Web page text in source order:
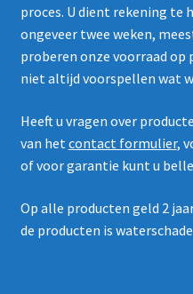
proces. U dient rekening te
ongeveer twee weken,
proberen onze voorraad op
niet altijd voorspellen wat
Heeft u vragen over
van het contact formulier,
of voor garantie kunt u
Op alle producten geld 2
de producten is